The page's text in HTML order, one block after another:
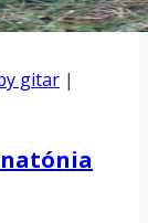
gitar |